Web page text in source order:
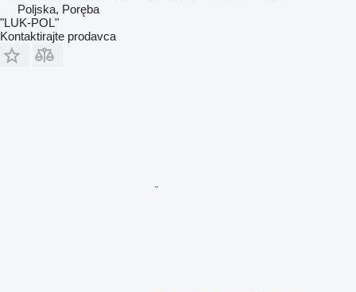
Poljska, Poręba
"LUK-POL"
Kontaktirajte prodavca